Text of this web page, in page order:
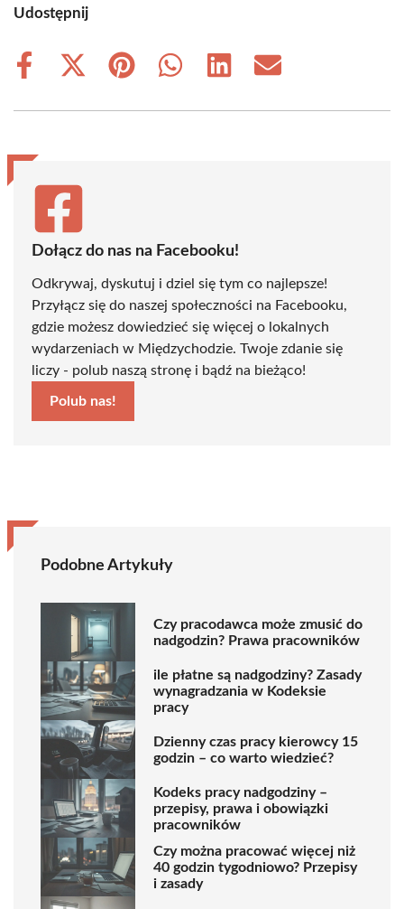
Udostępnij
Share
Share
(Twitter)
Share
Share
Share
Share
Dołącz do nas na Facebooku!
Odkrywaj, dyskutuj i dziel się tym co najlepsze!
Przyłącz się do naszej społeczności na Facebooku,
gdzie możesz dowiedzieć się więcej o lokalnych
wydarzeniach w Międzychodzie. Twoje zdanie się
liczy - polub naszą stronę i bądź na bieżąco!
Polub nas!
Podobne Artykuły
Czy pracodawca może zmusić do
nadgodzin? Prawa pracowników
ile płatne są nadgodziny? Zasady
wynagradzania w Kodeksie
pracy
Dzienny czas pracy kierowcy 15
godzin – co warto wiedzieć?
Kodeks pracy nadgodziny –
przepisy, prawa i obowiązki
pracowników
Czy można pracować więcej niż
40 godzin tygodniowo? Przepisy
i zasady